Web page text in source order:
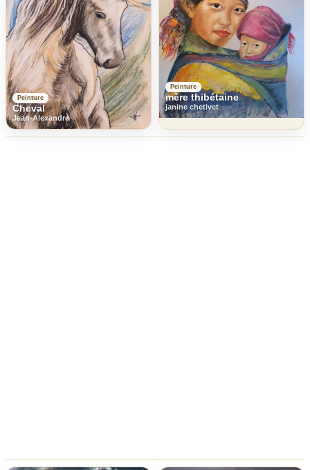
Peinture
Cheval
Jean-Alexandre
Peinture
mère thibétaine
janine chetivet